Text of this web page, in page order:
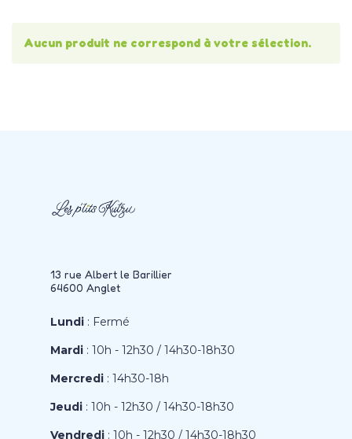
Aucun produit ne correspond à votre sélection.
13 rue Albert le Barillier
64600 Anglet
Lundi : Fermé
Mardi : 10h - 12h30 / 14h30-18h30
Mercredi : 14h30-18h
Jeudi : 10h - 12h30 / 14h30-18h30
Vendredi : 10h - 12h30 / 14h30-18h30